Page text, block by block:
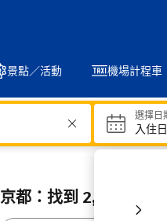
景點／活動 機場計程車
選擇日
入住日
京都：找到 2,912 間住宿